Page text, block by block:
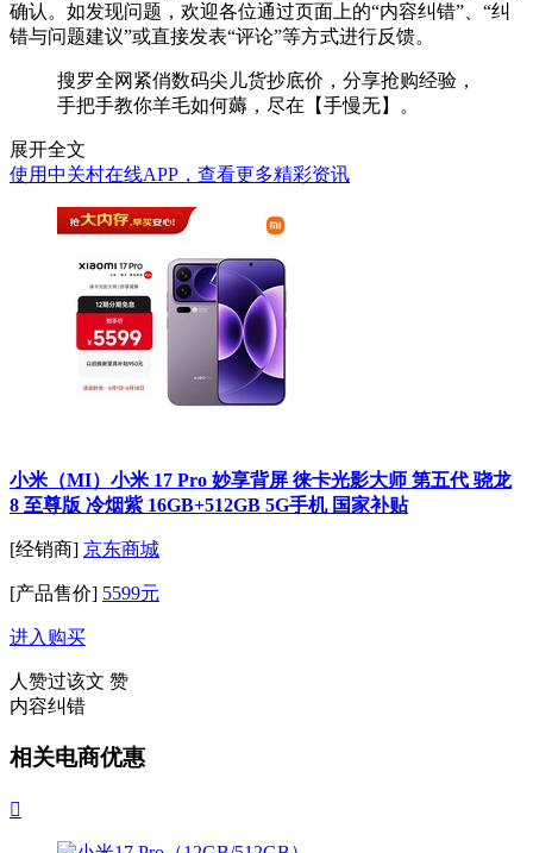
确认。如发现问题，欢迎各位通过页面上的“内容纠错”、“纠
错与问题建议”或直接发表“评论”等方式进行反馈。
搜罗全网紧俏数码尖儿货抄底价，分享抢购经验，
手把手教你羊毛如何薅，尽在【手慢无】。
展开全文
使用中关村在线APP，查看更多精彩资讯
小米（MI）小米 17 Pro 妙享背屏 徕卡光影大师 第五代 骁龙
8 至尊版 冷烟紫 16GB+512GB 5G手机 国家补贴
[经销商] 京东商城
[产品售价] 5599元
进入购买
人赞过该文 赞
内容纠错
相关电商优惠
